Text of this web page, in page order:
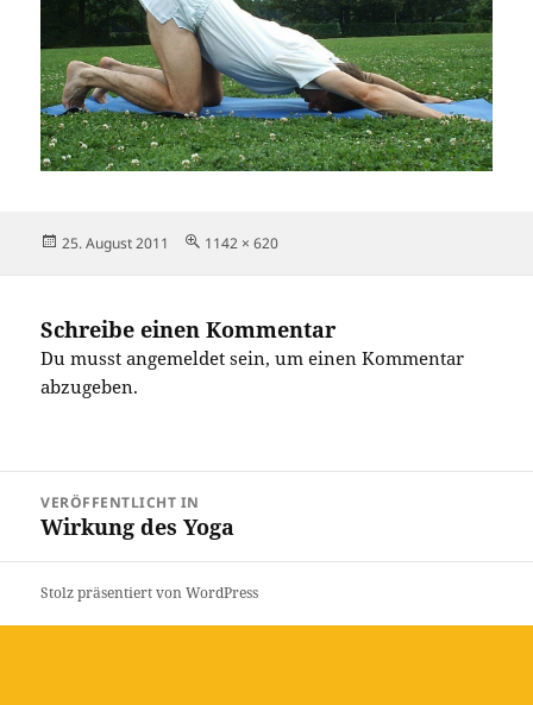
Veröffentlicht
25. August 2011 Originalgröße
1142 × 620
Schreibe einen Kommentar
Du musstangemeldet sein, um einen Kommentar
abzugeben.
VERÖFFENTLICHT IN
Wirkung des Yoga
Stolz präsentiert von WordPress